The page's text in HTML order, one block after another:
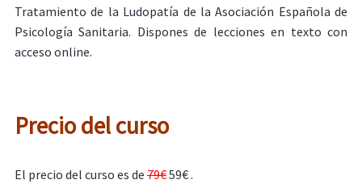
Tratamiento de la Ludopatía de la Asociación Española de
Psicología Sanitaria. Dispones de lecciones en texto con
acceso online.
Precio del curso
El precio del curso es de 79€59€ .